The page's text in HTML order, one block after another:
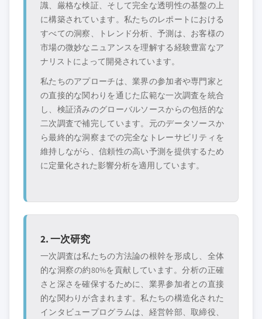
識、厳格な検証、そして完全な透明性の基盤の上
に構築されています。私たちのレポートにおける
すべての洞察、トレンド分析、予測は、お客様の
市場の微妙なニュアンスを理解する経験豊富なア
ナリストによって開発されています。
私たちのアプローチは、業界の参加者や専門家と
の直接的な関わりを通じた広範な一次調査を統合
し、検証済みのグローバルソースからの包括的な
二次調査で補完しています。元のデータソースか
ら最終的な洞察までの完全なトレーサビリティを
維持しながら、信頼性の高い予測を提供するため
に定量化された影響分析を適用しています。
2. 一次研究
一次調査は私たちの方法論の根幹を形成し、全体
的な洞察の約80%を貢献しています。分析の正確
さと深さを確保するために、業界参加者との直接
的な関わりが含まれます。私たちの構造化された
インタビュープログラムは、経営幹部、取締役、